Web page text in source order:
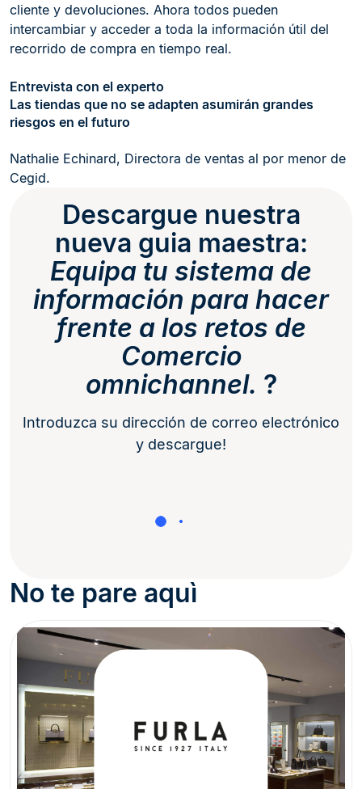
cliente y devoluciones. Ahora todos pueden
intercambiar y acceder a toda la información útil del
recorrido de compra en tiempo real.
Entrevista con el experto
Las tiendas que no se adapten asumirán grandes
riesgos en el futuro
Nathalie Echinard, Directora de ventas al por menor de
Cegid.
Descargue nuestra
nueva guia maestra:
Equipa tu sistema de
información para hacer
frente a los retos de
Comercio
omnichannel. ?
Introduzca su dirección de correo electrónico
y descargue!
No te pare aquì